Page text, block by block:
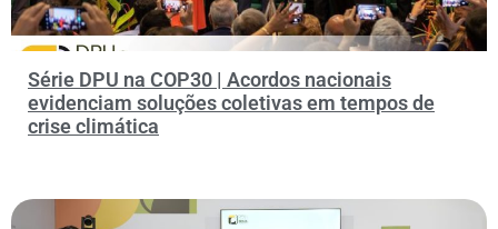
Série DPU na COP30 | Acordos nacionais
evidenciam soluções coletivas em tempos de
crise climática